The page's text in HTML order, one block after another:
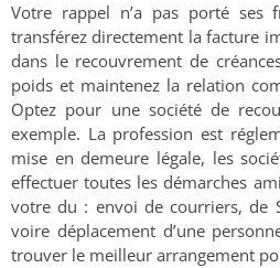
Votre rappel n’a pas porté ses
transférez directement la facture
dans le recouvrement de
poids et maintenez la relation
Optez pour une société de
exemple. La profession est
mise en demeure légale, les
effectuer toutes les démarches
votre du : envoi de courriers, de
voire déplacement d’une
trouver le meilleur arrangement